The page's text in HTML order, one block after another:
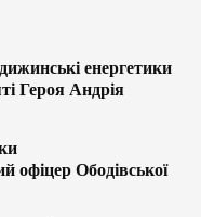
енергетики
Героя Андрія
офіцер Ободівської